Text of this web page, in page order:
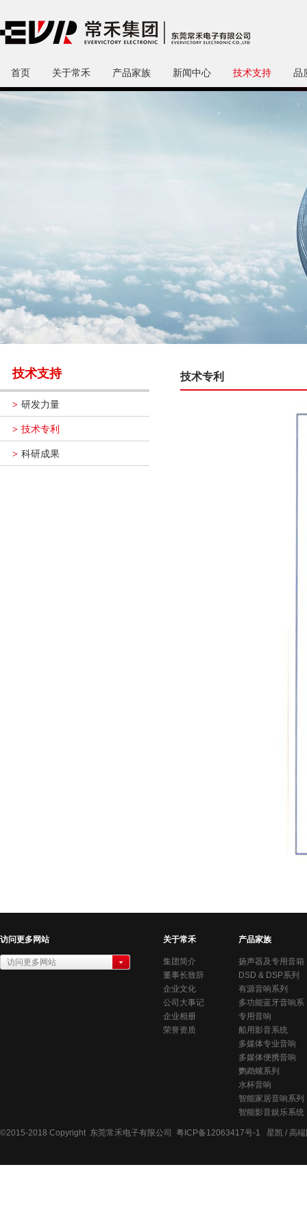
首页 关于常禾 产品家族 新闻中心 技术支持 品
技术支持
> 研发力量
> 技术专利
> 科研成果
技术专利
访问更多网站
访问更多网站
关于常禾
集团简介
董事长致辞
企业文化
公司大事记
企业相册
荣誉资质
产品家族
扬声器及专用音箱
系列
DSD & DSP系列
有源音响系列
多功能蓝牙音响系
统
专用音响
船用影音系统
多媒体专业音响
多媒体便携音响
鹦鹉螺系列
水杯音响
智能家居音响系列
智能影音娱乐系统
©2015-2018 Copyright 东莞常禾电子有限公司 粤ICP备12063417号-1 星凯 / 高